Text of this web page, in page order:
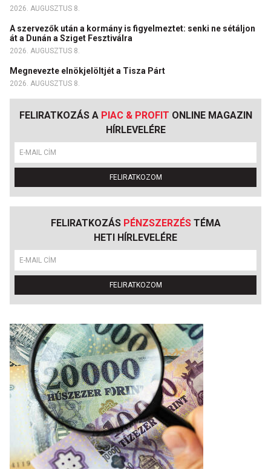
2026. AUGUSZTUS 8.
A szervezők után a kormány is figyelmeztet: senki ne sétáljon
át a Dunán a Sziget Fesztiválra
2026. AUGUSZTUS 8.
Megnevezte elnökjelöltjét a Tisza Párt
2026. AUGUSZTUS 8.
FELIRATKOZÁS A PIAC & PROFIT ONLINE MAGAZIN
HÍRLEVELÉRE
FELIRATKOZOM
FELIRATKOZÁS PÉNZSZERZÉSTÉMA
HETI HÍRLEVELÉRE
FELIRATKOZOM